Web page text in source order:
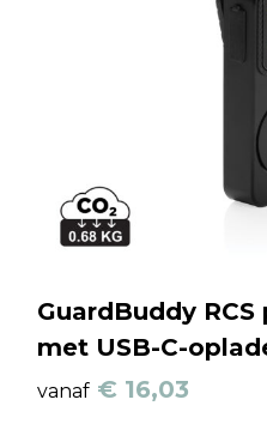
GuardBuddy
met USB-C-
vanaf € 16,03